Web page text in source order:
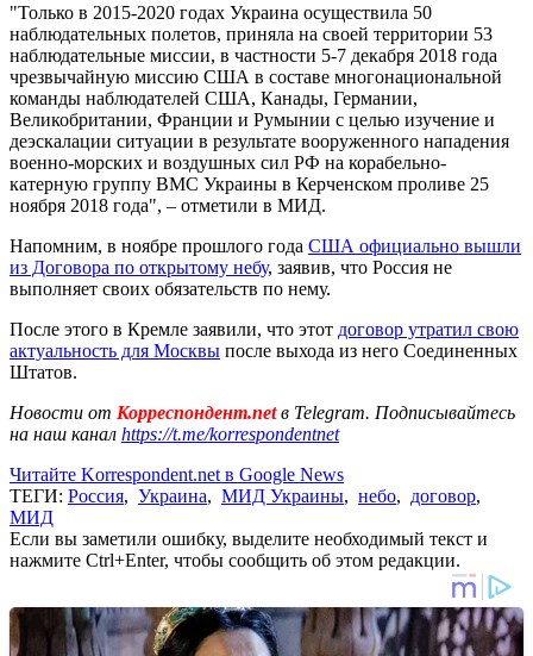
"Только в 2015-2020 годах Украина осуществила 50
наблюдательных полетов, приняла на своей территории 53
наблюдательные миссии, в частности 5-7 декабря 2018 года
чрезвычайную миссию США в составе многонациональной
команды наблюдателей США, Канады, Германии,
Великобритании, Франции и Румынии с целью изучение и
деэскалации ситуации в результате вооруженного нападения
военно-морских и воздушных сил РФ на корабельно-
катерную группу ВМС Украины в Керченском проливе 25
ноября 2018 года", – отметили в МИД.
Напомним, в ноябре прошлого года США официально вышли
из Договора по открытому небу, заявив, что Россия не
выполняет своих обязательств по нему.
После этого в Кремле заявили, что этот договор утратил свою
актуальность для Москвы после выхода из него Соединенных
Штатов.
Новости от Корреспондент.netв Telegram. Подписывайтесь
на наш канал https://t.me/korrespondentnet
Читайте Korrespondent.net в Google News
ТЕГИ: Россия, Украина, МИД Украины, небо, договор,
МИД
Если вы заметили ошибку, выделите необходимый текст и
нажмите Ctrl+Enter, чтобы сообщить об этом редакции.